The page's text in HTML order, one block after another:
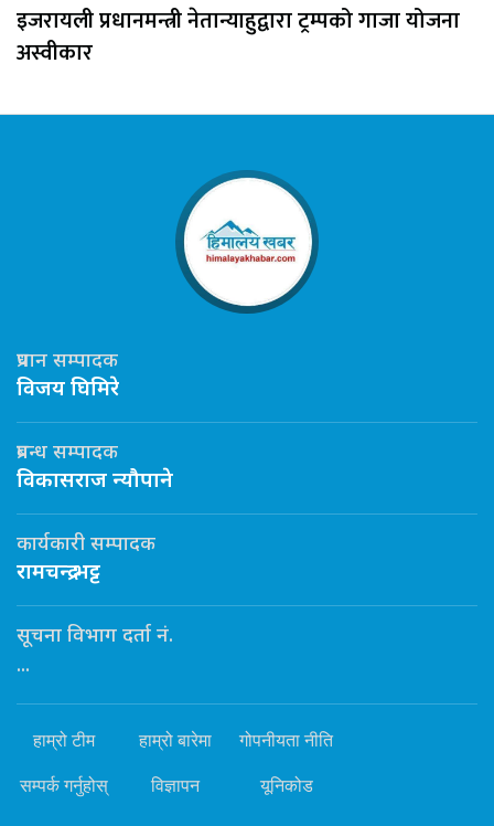
इजरायली प्रधानमन्त्री नेतान्याहुद्वारा ट्रम्पको गाजा योजना
अस्वीकार
प्रधान सम्पादक
विजय घिमिरे
प्रबन्ध सम्पादक
विकासराज न्यौपाने
कार्यकारी सम्पादक
रामचन्द्र भट्ट
सूचना विभाग दर्ता नं.
...
हाम्रो टीम हाम्रो बारेमा गोपनीयता नीति
सम्पर्क गर्नुहोस् विज्ञापन यूनिकोड